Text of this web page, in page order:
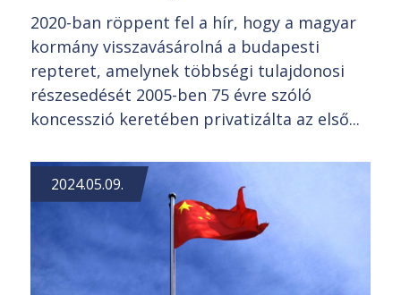
2020-ban röppent fel a hír, hogy a magyar
kormány visszavásárolná a budapesti
repteret, amelynek többségi tulajdonosi
részesedését 2005-ben 75 évre szóló
koncesszió keretében privatizálta az első...
2024.05.09.